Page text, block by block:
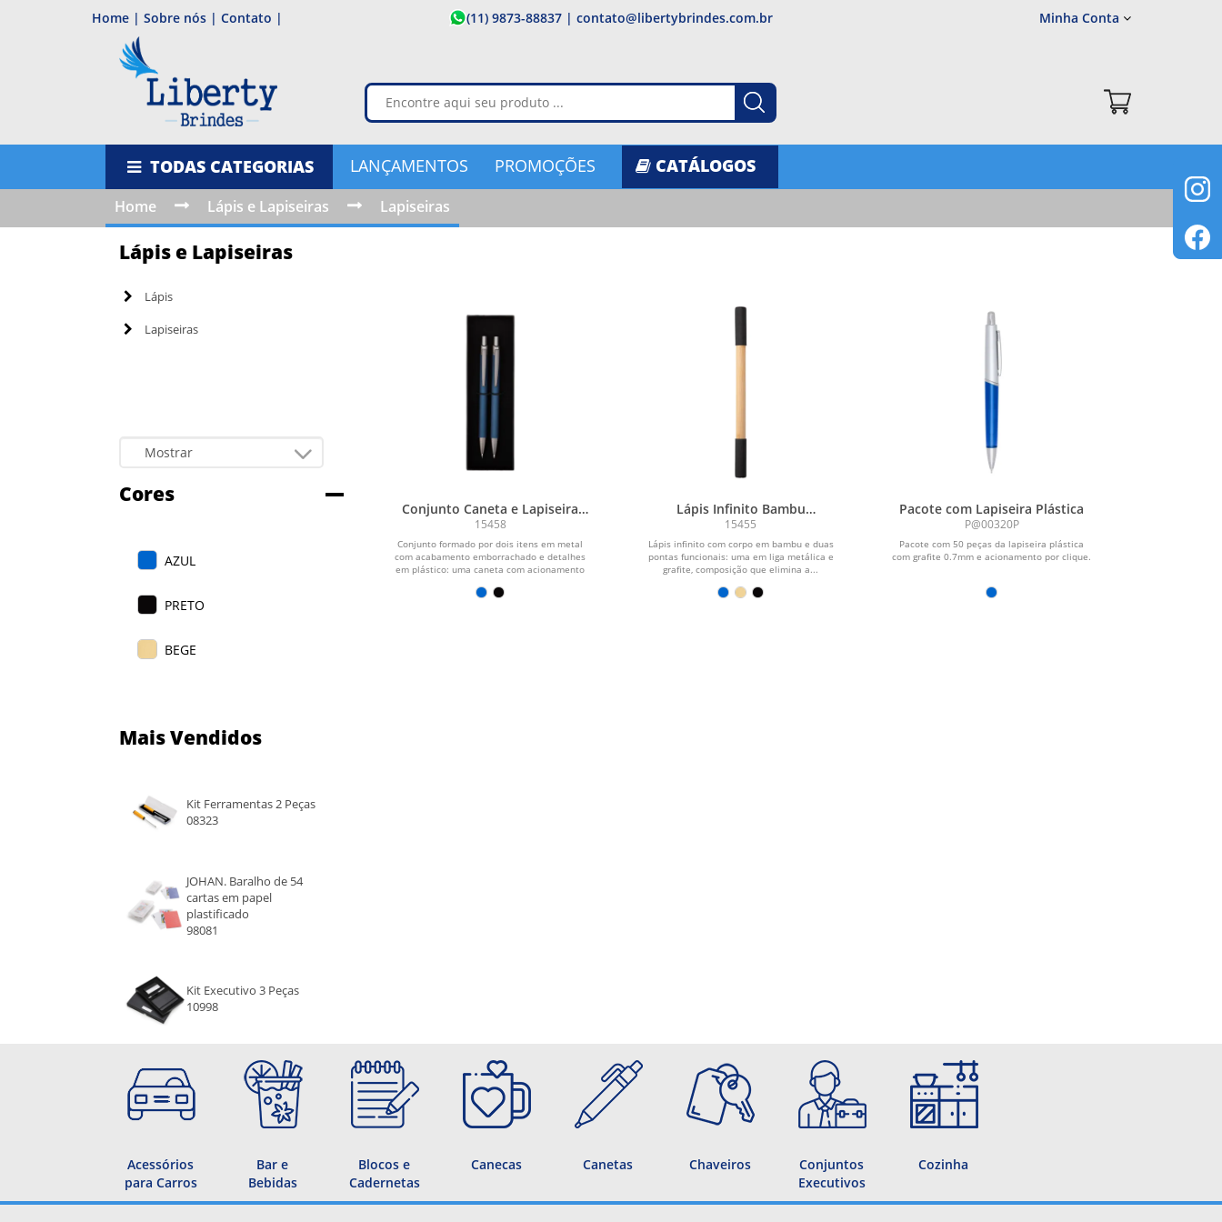
Home | Sobre nós | Contato | (11) 9873-88837 | contato@libertybrindes.com.br Minha Conta
TODAS CATEGORIAS LANÇAMENTOS PROMOÇÕES CATÁLOGOS
Home Lápis e Lapiseiras Lapiseiras
Lápis e Lapiseiras
Lápis
Lapiseiras
Cores
AZUL
PRETO
BEGE
Mais Vendidos
Kit Ferramentas 2 Peças
08323
JOHAN. Baralho de 54
cartas em papel
plastificado
98081
Kit Executivo 3 Peças
10998
Conjunto Caneta e Lapiseira
Metal
15458
Conjunto formado por dois itens em metal
com acabamento emborrachado e detalhes
em plástico: uma caneta com acionamento
Lápis Infinito Bambu
Multifuncional
15455
Lápis infinito com corpo em bambu e duas
pontas funcionais: uma em liga metálica e
grafite, composição que elimina a...
Pacote com Lapiseira Plástica
P@00320P
Pacote com 50 peças da lapiseira plástica
com grafite 0.7mm e acionamento por clique.
Acessórios
para Carros
Bar e
Bebidas
Blocos e
Cadernetas
Canecas Canetas Chaveiros
Conjuntos
Executivos
Cozinha